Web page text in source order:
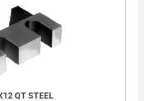
QT STEEL